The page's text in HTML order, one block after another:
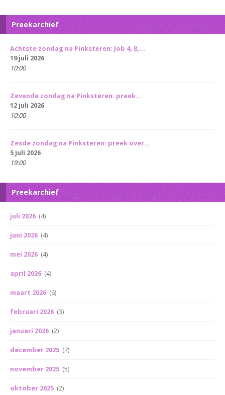
Preekarchief
Achtste zondag na Pinksteren: Job 4, 8,...
19 juli 2026
10:00
Zevende zondag na Pinksteren: preek...
12 juli 2026
10:00
Zesde zondag na Pinksteren: preek over...
5 juli 2026
19:00
Preekarchief
juli 2026 (4)
juni 2026 (4)
mei 2026 (4)
april 2026 (4)
maart 2026 (6)
februari 2026 (3)
januari 2026 (2)
december 2025 (7)
november 2025 (5)
oktober 2025 (2)